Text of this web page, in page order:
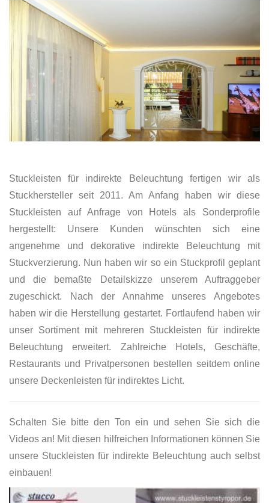
Stuckleisten für indirekte Beleuchtung fertigen wir als
Stuckhersteller seit 2011. Am Anfang haben wir diese
Stuckleisten auf Anfrage von Hotels als Sonderprofile
hergestellt: Unsere Kunden wünschten sich eine
angenehme und dekorative indirekte Beleuchtung mit
Stuckverzierung. Nun haben wir so ein Stuckprofil geplant
und die bemaßte Detailskizze unserem Auftraggeber
zugeschickt. Nach der Annahme unseres Angebotes
haben wir die Herstellung gestartet. Fortlaufend haben wir
unser Sortiment mit mehreren Stuckleisten für indirekte
Beleuchtung erweitert. Zahlreiche Hotels, Geschäfte,
Restaurants und Privatpersonen bestellen seitdem online
unsere Deckenleisten für indirektes Licht.
Schalten Sie bitte den Ton ein und sehen Sie sich die
Videos an! Mit diesen hilfreichen Informationen können Sie
unsere Stuckleisten für indirekte Beleuchtung auch selbst
einbauen!